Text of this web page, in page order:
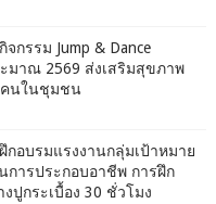
กรรม Jump & Dance
มาณ 2569 ส่งเสริมสุขภาพ
คนในชุมชน
กอบรมแรงงานกลุ่มเป้าหมาย
การประกอบอาชีพ การฝึก
ปูกระเบื้อง 30 ชั่วโมง